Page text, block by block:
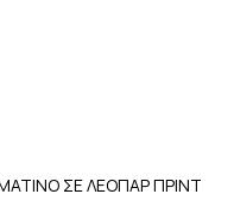
ΣΕ ΛΕΟΠΑΡ ΠΡΙΝΤ